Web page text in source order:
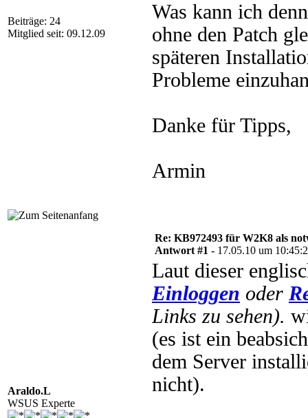
Beiträge: 24
Mitglied seit: 09.12.09
Was kann ich
ohne den Patch
späteren
Probleme
Danke für Tipps,
Armin
Araldo.L
WSUS Experte
Re: KB972493 für W2K8 als
Antwort #1 - 17.05.10 um
Laut dieser
Einloggen oder
Links zu sehen).
(es ist ein
dem Server
nicht).